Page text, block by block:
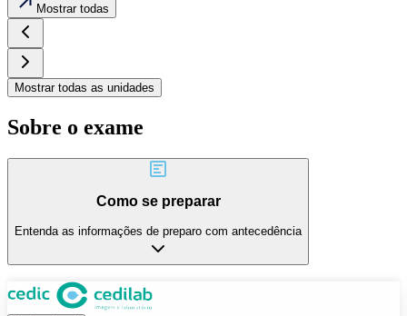
Mostrar todas
Mostrar todas as unidades
Sobre o exame
Como se preparar
Entenda as informações de preparo com antecedência